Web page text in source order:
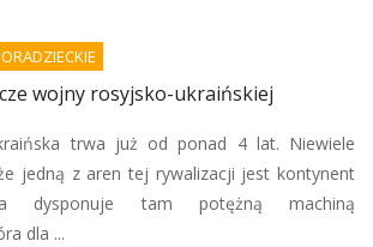
wojny rosyjsko-ukraińskiej
trwa już od ponad 4 lat. Niewiele
jedną z aren tej rywalizacji jest kontynent
dysponuje tam potężną machiną
dla ...